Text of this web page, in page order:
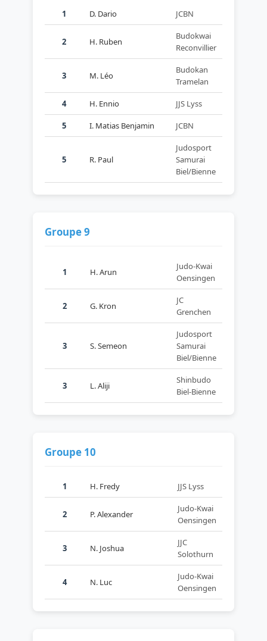
1 D. Dario JCBN
2 H. Ruben
Budokwai
Reconvillier
3 M. Léo
Budokan
Tramelan
4 H. Ennio JJS Lyss
5 I. Matias Benjamin JCBN
5 R. Paul
Judosport
Samurai
Biel/Bienne
Groupe 9
1 H. Arun
Judo-Kwai
Oensingen
2 G. Kron
JC
Grenchen
3 S. Semeon
Judosport
Samurai
Biel/Bienne
3 L. Aliji
Shinbudo
Biel-Bienne
Groupe 10
1 H. Fredy JJS Lyss
2 P. Alexander
Judo-Kwai
Oensingen
3 N. Joshua
JJC
Solothurn
4 N. Luc
Judo-Kwai
Oensingen